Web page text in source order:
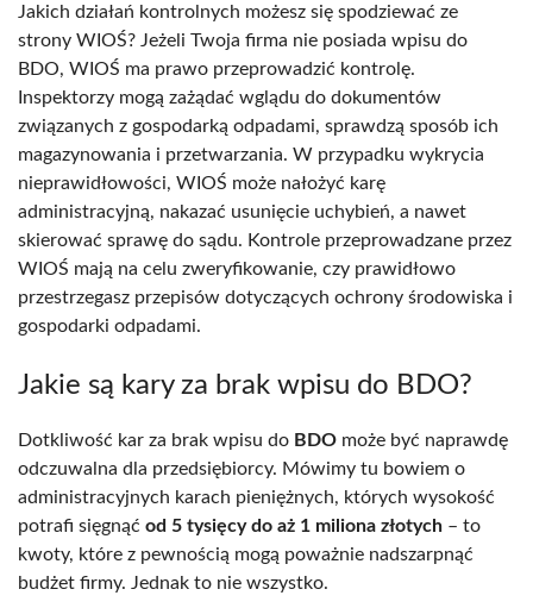
Jakich działań kontrolnych możesz się spodziewać ze
strony WIOŚ? Jeżeli Twoja firma nie posiada wpisu do
BDO, WIOŚ ma prawo przeprowadzić kontrolę.
Inspektorzy mogą zażądać wglądu do dokumentów
związanych z gospodarką odpadami, sprawdzą sposób ich
magazynowania i przetwarzania. W przypadku wykrycia
nieprawidłowości, WIOŚ może nałożyć karę
administracyjną, nakazać usunięcie uchybień, a nawet
skierować sprawę do sądu. Kontrole przeprowadzane przez
WIOŚ mają na celu zweryfikowanie, czy prawidłowo
przestrzegasz przepisów dotyczących ochrony środowiska i
gospodarki odpadami.
Jakie są kary za brak wpisu do BDO?
Dotkliwość kar za brak wpisu do BDO może być naprawdę
odczuwalna dla przedsiębiorcy. Mówimy tu bowiem o
administracyjnych karach pieniężnych, których wysokość
potrafi sięgnąć od 5 tysięcy do aż 1 miliona złotych – to
kwoty, które z pewnością mogą poważnie nadszarpnąć
budżet firmy. Jednak to nie wszystko.